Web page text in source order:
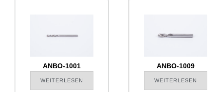
ANBO-1001
WEITERLESEN
ANBO-1009
WEITERLESEN